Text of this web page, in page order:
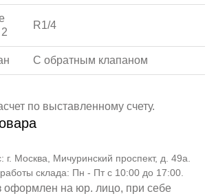
R1/4
С обратным клапаном
по выставленному счету.
г. Москва, Мичуринский проспект, д. 49а.
склада: Пн - Пт с 10:00 до 17:00.
оформлен на юр. лицо, при себе